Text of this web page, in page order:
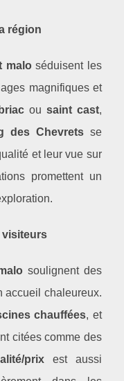
région
maloséduisent les
magnifiques et
ou saint cast,
des Chevretsse
et leur vue sur
promettent un
visiteurs
soulignent des
accueil chaleureux.
chauffées, et
citées comme des
prix est aussi